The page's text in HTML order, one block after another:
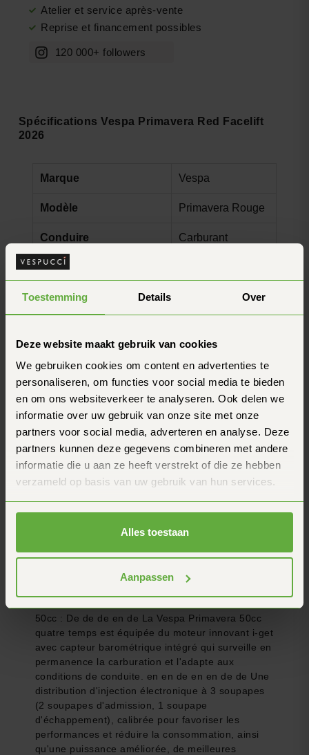
Toestemming Details Over
Deze website maakt gebruik van cookies
We gebruiken cookies om content en advertenties te
personaliseren, om functies voor social media te bieden
en om ons websiteverkeer te analyseren. Ook delen we
informatie over uw gebruik van onze site met onze
partners voor social media, adverteren en analyse. Deze
partners kunnen deze gegevens combineren met andere
informatie die u aan ze heeft verstrekt of die ze hebben
verzameld op basis van uw gebruik van hun services.
Alles toestaan
Aanpassen
Atelier et service après-vente
Reprise et financement possibles
120 000+ followers
Informations sur le produit
50cc : De de de en de La Vespa Primavera 50cc
quatre temps est équipée du moteur innovant i-get
avec capteur barométrique intégré qui surveille en
permanence la carburation et l'adapte aux
conditions de conduite. en en de en en de de Une
distribution d'injection électronique à 3 soupapes
(2 soupapes d'admission, 1 soupape
d'échappement), calibrée pour favoriser les
performances et réduire la consommation, ainsi
qu'une puissance améliorée, de meilleures
Spécifications Vespa Primavera Red Facelift
2026
Marque Vespa
Modèle Primavera Rouge
Conduire Carburant
Année de construction
Véhicule TVA
Classe d'émission Euro 5
Garantie 2 ans
État Nouveau
Couleur Rosso RED
Vitesse 45 km/h